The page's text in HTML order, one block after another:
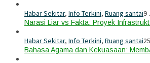
Habar Sekitar, Info Terkini, Ruang santai9
Narasi Liar vs Fakta: Proyek
Habar Sekitar, Info Terkini, Ruang santai
Bahasa Agama dan Kekuasaan: